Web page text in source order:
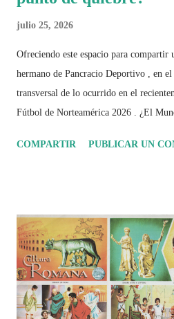
julio 25, 2026
Ofreciendo este espacio para
hermano de Pancracio Deportivo , en el
transversal de lo ocurrido en el
Fútbol de Norteamérica 2026 . ¿El
el recorrido de cada selección con
2026 ¿Un punto de quiebre?" Este
busca decir únicamente quién ganó o
este Mundial marcó un antes y un
deporte, la identidad nacional, la
el papel del fútbol como reflejo de
COMPARTIR PUBLICAR UN